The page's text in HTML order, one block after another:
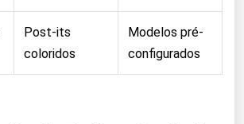
Post-its
coloridos
Modelos pré-
configurados